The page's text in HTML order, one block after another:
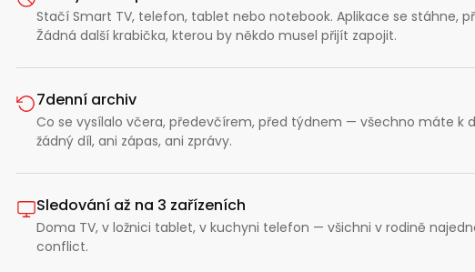
Stačí Smart TV, telefon, tablet nebo notebook. Aplikace se stáhne,
Žádná další krabička, kterou by někdo musel přijít zapojit.
7denní archiv
Co se vysílalo včera, předevčírem, před týdnem — všechno máte k
žádný díl, ani zápas, ani zprávy.
Sledování až na 3 zařízeních
Doma TV, v ložnici tablet, v kuchyni telefon — všichni v rodině
conflict.
PN Petra je online
Zavolá do 2 minut · Po–Pá 8–18